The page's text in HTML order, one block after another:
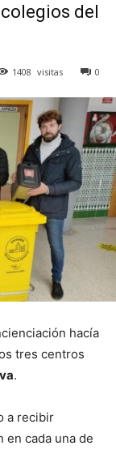
del
0
1408 visitas
hacía
tres centros
.
a recibir
cada una de